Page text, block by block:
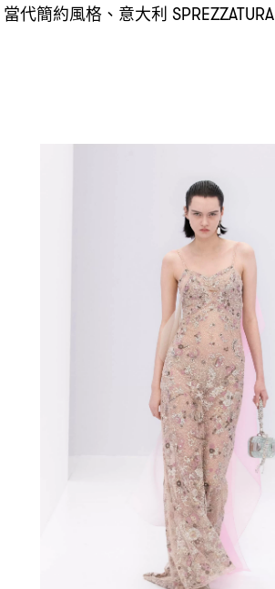
代簡約風格、意大利 SPREZZATURA